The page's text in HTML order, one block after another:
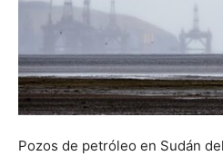
Pozos de petróleo en Sudán